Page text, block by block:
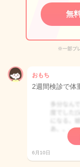
無
※一部プ
おもち
2週間検診で体
6月10日